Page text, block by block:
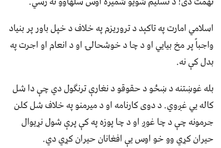
اسلامي امارت په تاکېد د تروريزم په خلاف د خپل باور پر بنياد
واجباً پر مخ بيايي او د چا د خوشحالۍ او د انعام او اجرت په
بدل کې نه.
بله غوښتنه د ښځو د حقوقو د نغارې ترنګول دي چې دا شل
کاله يي غږوي. د دوی کارنامه او د ميرمنو په خلاف شل کلن
جرمونه چې د چا غوږ او د چا پوزه په کې پرې شول نړيوال
حيران کړي وو خو اوس يې افغانان حيران کړي دي.